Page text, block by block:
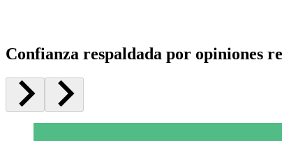
Confianza respaldada por opiniones